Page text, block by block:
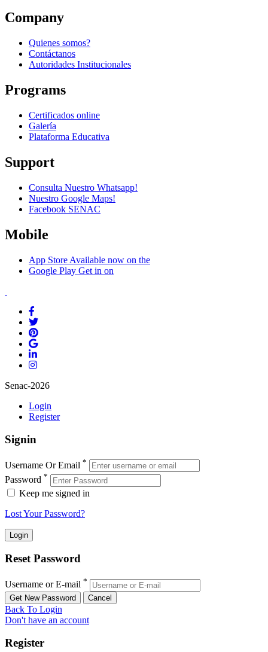
Company
Quienes somos?
Contáctanos
Autoridades Institucionales
Programs
Certificados online
Galería
Plataforma Educativa
Support
Consulta Nuestro Whatsapp!
Nuestro Google Maps!
Facebook SENAC
Mobile
App Store Available now on the
Google Play Get in on
Senac-2026
Login
Register
Signin
Username Or Email *
Password *
Keep me signed in
Lost Your Password?
Reset Password
Username or E-mail *
Back To Login
Don't have an account
Register